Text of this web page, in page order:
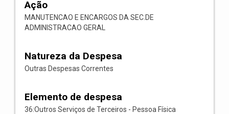
Ação
MANUTENCAO E ENCARGOS DA SEC.DE
ADMINISTRACAO GERAL
Natureza da Despesa
Outras Despesas Correntes
Elemento de despesa
36:Outros Serviços de Terceiros - Pessoa Física